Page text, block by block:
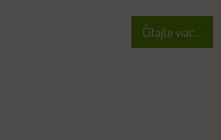
Čítajte viac...